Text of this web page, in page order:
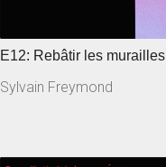
E12: Rebâtir les murailles
Sylvain Freymond